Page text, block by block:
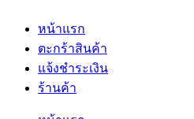
หน้าแรก
ตะกร้าสินค้า
แจ้งชำระเงิน
ร้านค้า